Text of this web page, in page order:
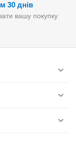
30 днів
вашу покупку